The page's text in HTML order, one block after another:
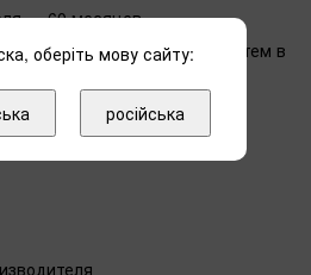
— 60 месяцев.
схема для сплит-систем в
оберіть мову сайту:
російська